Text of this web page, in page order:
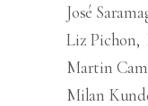
José
Liz Pichon
Martin
Milan